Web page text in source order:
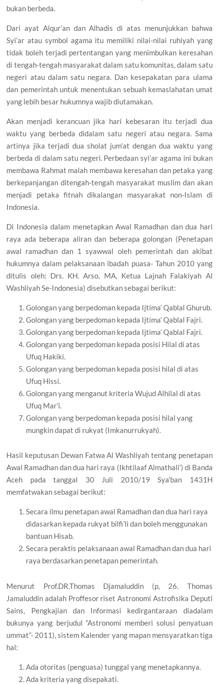
bukan berbeda.
Dari ayat Alqur’an dan Alhadis di atas menunjukkan bahwa
Syi’ar atau symbol agama itu memiliki nilai-nilai ruhiyah yang
tidak boleh terjadi pertentangan yang menimbulkan keresahan
di tengah-tengah masyarakat dalam satu komunitas, dalam satu
negeri atau dalam satu negara. Dan kesepakatan para ulama
dan pemerintah untuk menentukan sebuah kemaslahatan umat
yang lebih besar hukumnya wajib diutamakan.
Akan menjadi kerancuan jika hari kebesaran itu terjadi dua
waktu yang berbeda didalam satu negeri atau negara. Sama
artinya jika terjadi dua sholat jum’at dengan dua waktu yang
berbeda di dalam satu negeri. Perbedaan syi’ar agama ini bukan
membawa Rahmat malah membawa keresahan dan petaka yang
berkepanjangan ditengah-tengah masyarakat muslim dan akan
menjadi petaka fitnah dikalangan masyarakat non-Islam di
Indonesia.
Di Indonesia dalam menetapkan Awal Ramadhan dan dua hari
raya ada beberapa aliran dan beberapa golongan (Penetapan
awal ramadhan dan 1 syawwal oleh pemerintah dan akibat
hukumnya dalam pelaksanaan ibadah puasa- Tahun 2010 yang
ditulis oleh: Drs. KH. Arso, MA, Ketua Lajnah Falakiyah Al
Washliyah Se-Indonesia) disebutkan sebagai berikut:
Golongan yang berpedoman kepada Ijtima’ Qablal Ghurub.
Golongan yang berpedoman kepada Ijtima’ Qablal Fajri.
Golongan yang berpedoman kepada Ijtima’ Qablal Fajri.
Golongan yang berpedoman kepada posisi Hilal di atas
Ufuq Hakiki.
Golongan yang berpedoman kepada posisi hilal di atas
Ufuq Hissi.
Golongan yang menganut kriteria Wujud Alhilal di atas
Ufuq Mar’i.
Golongan yang berpedoman kepada posisi hilal yang
mungkin dapat di rukyat (Imkanurrukyah).
Hasil keputusan Dewan Fatwa Al Washliyah tentang penetapan
Awal Ramadhan dan dua hari raya (Ikhtilaaf Almathali’) di Banda
Aceh pada tanggal 30 Juli 2010/19 Sya’ban 1431H
memfatwakan sebagai berikut:
Secara ilmu penetapan awal Ramadhan dan dua hari raya
didasarkan kepada rukyat bilfi’li dan boleh menggunakan
bantuan Hisab.
Secara peraktis pelaksanaan awal Ramadhan dan dua hari
raya berdasarkan penetapan pemerintah.
Menurut Prof.DR.Thomas Djamaluddin (p, 26. Thomas
Jamaluddin adalah Proffesor riset Astronomi Astrofisika Deputi
Sains, Pengkajian dan Informasi kedirgantaraan diadalam
bukunya yang berjudul ”Astronomi memberi solusi penyatuan
ummat”- 2011), sistem Kalender yang mapan mensyaratkan tiga
hal:
Ada otoritas (penguasa) tunggal yang menetapkannya.
Ada kriteria yang disepakati.